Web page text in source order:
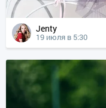
Jenty
19 июля в 5:30